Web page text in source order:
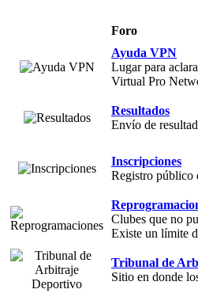
Foro
Ayuda VPN
Lugar para
Virtual Pro
Resultados
Envío de
Inscripciones
Registro público
Clubes que no
Existe un límite
Tribunal de
Sitio en donde